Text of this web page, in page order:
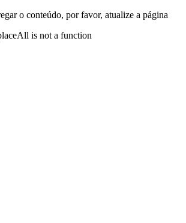
o conteúdo, por favor, atualize a página
is not a function